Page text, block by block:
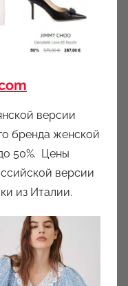
версии
бренда женской
50%. Цены
версии
из Италии.